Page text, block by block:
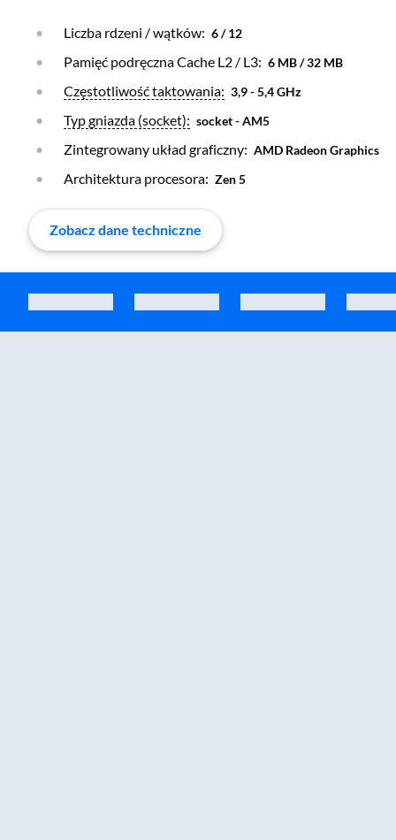
Liczba rdzeni / wątków: 6 / 12
Pamięć podręczna Cache L2 / L3: 6 MB / 32 MB
Otwórz warstwę
Częstotliwość taktowania: 3,9 - 5,4 GHz
Otwórz warstwę
Typ gniazda (socket): socket - AM5
Zintegrowany układ graficzny: AMD Radeon Graphics
Architektura procesora: Zen 5
Zobacz dane techniczne